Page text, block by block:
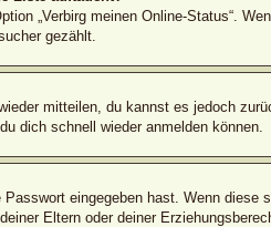
„Verbirg meinen Online-Status“.
gezählt.
mitteilen, du kannst es jedoch
dich schnell wieder anmelden können.
eingegeben hast. Wenn
Eltern oder deiner